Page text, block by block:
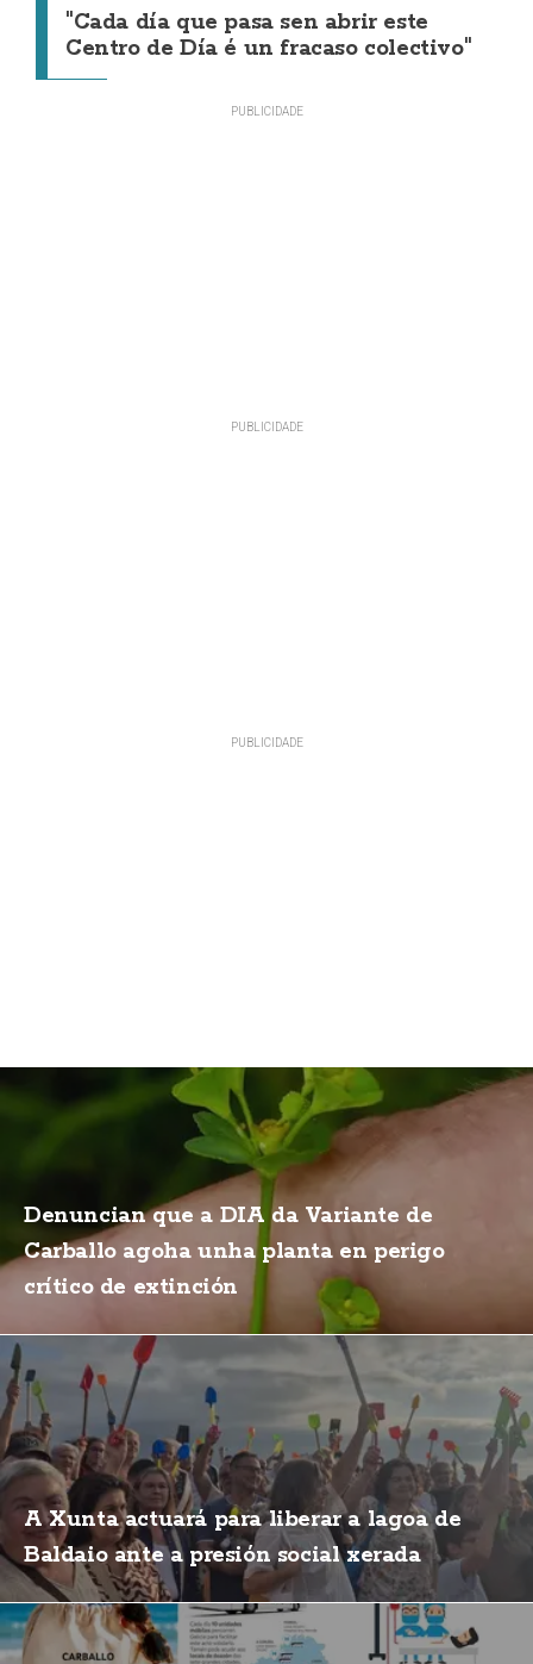
"Cada día que pasa sen abrir este
Centro de Día é un fracaso colectivo"
Denuncian que a DIA da Variante de
Carballo agoha unha planta en perigo
crítico de extinción
A Xunta actuará para liberar a lagoa de
Baldaio ante a presión social xerada